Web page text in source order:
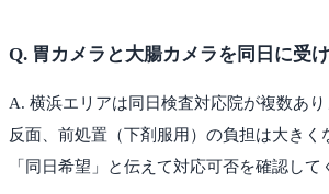
Q. 胃カメラと大腸カメラを同日に受
A. 横浜エリアは同日検査対応院が複数あ
反面、前処置（下剤服用）の負担は大きく
「同日希望」と伝えて対応可否を確認して